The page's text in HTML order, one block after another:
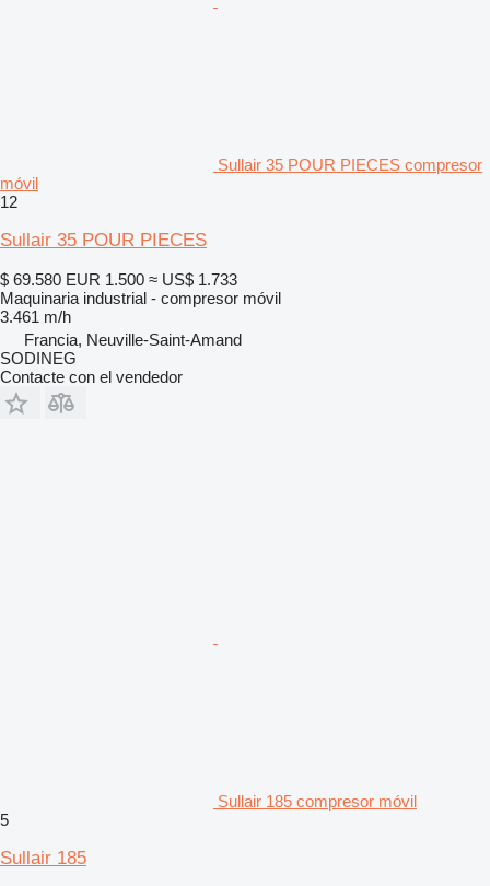
Sullair 35 POUR PIECES compresor
móvil
12
Sullair 35 POUR PIECES
$ 69.580 EUR 1.500 ≈ US$ 1.733
Maquinaria industrial - compresor móvil
3.461 m/h
Francia, Neuville-Saint-Amand
SODINEG
Contacte con el vendedor
Sullair 185 compresor móvil
5
Sullair 185